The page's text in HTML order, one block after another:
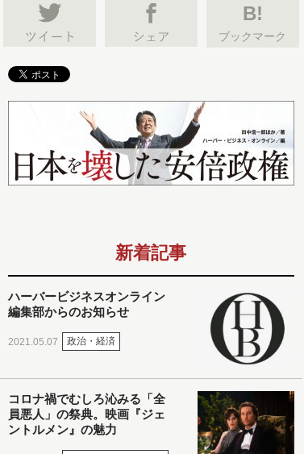
B!
ブックマーク
新着記事
ハーバービジネスオンライン
編集部からのお知らせ
2021.05.07 政治・経済
コロナ禍でむしろ沁みる「全
員悪人」の祭典。映画『ジェ
ントルメン』の魅力